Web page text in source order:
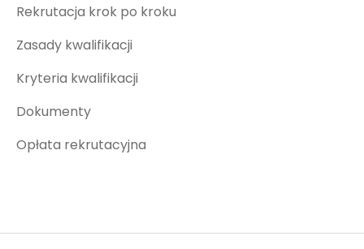
Rekrutacja krok po kroku
Zasady kwalifikacji
Kryteria kwalifikacji
Dokumenty
Opłata rekrutacyjna